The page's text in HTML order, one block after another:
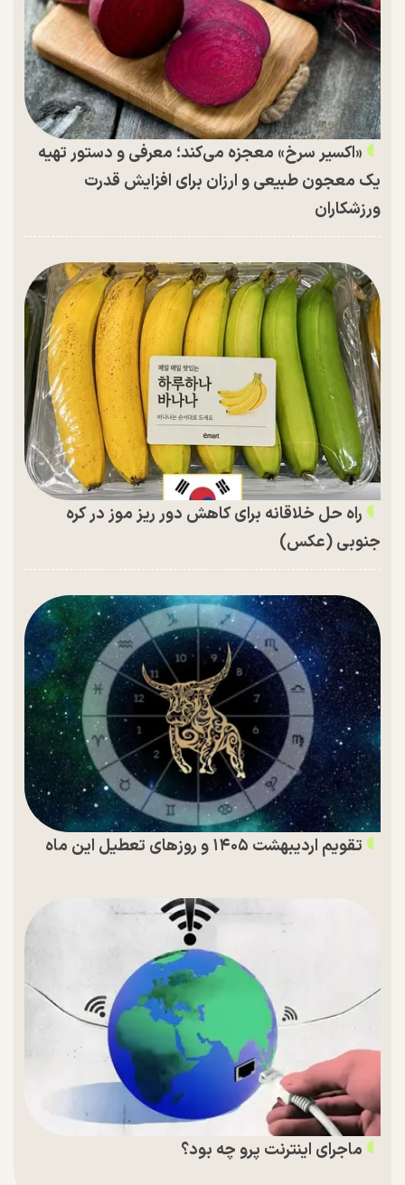
«اکسیر سرخ» معجزه می‌کند؛ معرفی و دستور تهیه
یک معجون طبیعی و ارزان برای افزایش قدرت
ورزشکاران
راه حل خلاقانه برای کاهش دور ریز موز در کره
جنوبی (عکس)
تقویم اردیبهشت ۱۴۰۵ و روز‌های تعطیل این ماه
ماجرای اینترنت پرو چه بود؟